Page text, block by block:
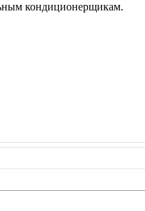
кондиционерщикам.